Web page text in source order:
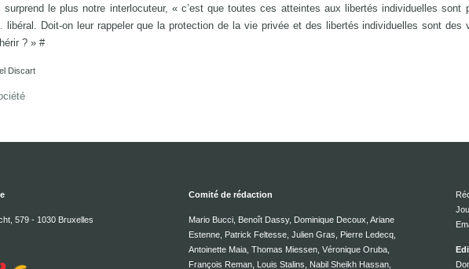
le plus notre interlocuteur, « c’est que toutes ces atteintes aux libertés individuelles sont
libéral. Doit-on leur rappeler que la protection de la vie privée et des libertés individuelles sont des
? » #
Discart
579 - 1030 Bruxelles
Comité de rédaction
Mario Bucci, Benoît Dassy, Dominique Decoux, Ariane
Estenne, Patrick Feltesse, Julien Gras, Pierre Ledecq,
Antoinette Maia, Thomas Miessen, Véronique Oruba,
François Reman, Louis Stalins, Nabil Sheikh Hassan,